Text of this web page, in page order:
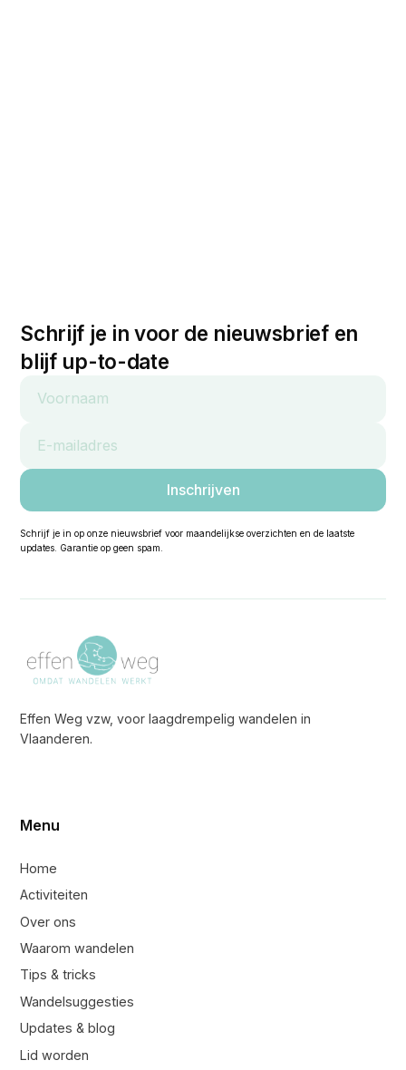
Schrijf je in voor de nieuwsbrief en
blijf up-to-date
Schrijf je in op onze nieuwsbrief voor maandelijkse overzichten en de laatste
updates. Garantie op geen spam.
Effen Weg vzw, voor laagdrempelig wandelen in
Vlaanderen.
Menu
Home
Activiteiten
Over ons
Waarom wandelen
Tips & tricks
Wandelsuggesties
Updates & blog
Lid worden